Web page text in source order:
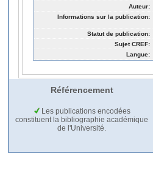
Auteur:
Informations sur la publication:
Statut de publication:
Sujet CREF:
Langue:
Référencement
Les publications encodées
constituent la bibliographie académique
de l'Université.